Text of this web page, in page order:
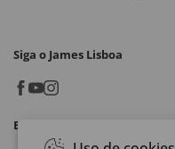
Siga o James Lisboa
Baixe o App